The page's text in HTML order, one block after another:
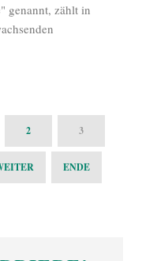
genannt, zählt in
2 3
ENDE